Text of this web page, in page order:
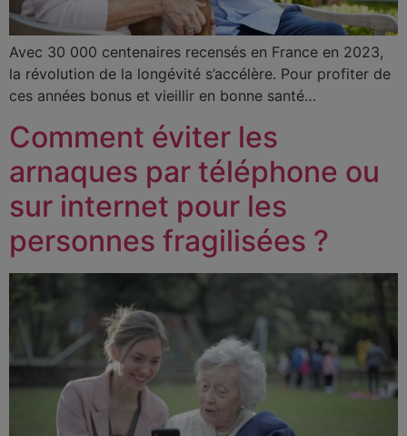
Avec 30 000 centenaires recensés en France en 2023,
la révolution de la longévité s’accélère. Pour profiter de
ces années bonus et vieillir en bonne santé…
Comment éviter les
arnaques par téléphone ou
sur internet pour les
personnes fragilisées ?